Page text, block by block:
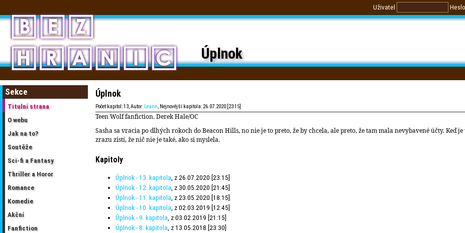
Uživatel Heslo
Úplnok
Sekce
Titulní strana
O webu
Jak na to?
Soutěže
Sci-fi a Fantasy
Thriller a Horor
Romance
Komedie
Akční
Fanfiction
Úplnok
Počet kapitol: 13, Autor: Leann, Nejnovější kapitola: 26.07.2020 [23:15]
Teen Wolf fanfiction. Derek Hale/OC
Sasha sa vracia po dlhých rokoch do Beacon Hills, no nie je to preto, že by chcela, ale preto, že tam mala nevybavené účty. Keď
zrazu zistí, že nič nie je také, ako si myslela.
Kapitoly
Úplnok - 13. kapitola , z 26.07.2020 [23:15]
Úplnok - 12. kapitola , z 30.05.2020 [21:45]
Úplnok - 11. kapitola , z 23.05.2020 [18:15]
Úplnok - 10. kapitola , z 02.03.2019 [12:45]
Úplnok - 9. kapitola , z 03.02.2019 [21:15]
Úplnok - 8. kapitola , z 13.05.2018 [23:30]